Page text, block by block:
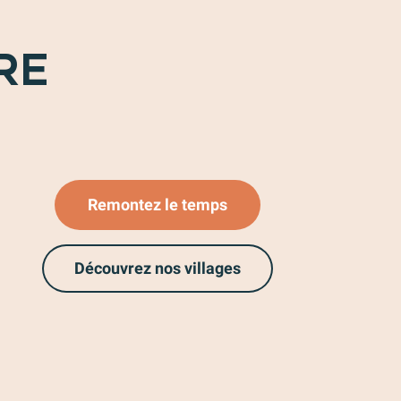
Saint-Marcellin-Lès-Vaison
Remontez le temps
Découvrez nos villages